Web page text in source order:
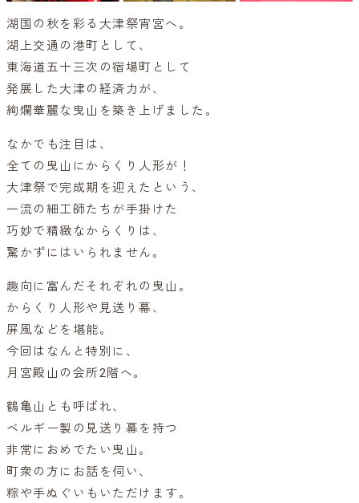
湖国の秋を彩る大津祭宵宮へ。
湖上交通の港町として、
東海道五十三次の宿場町として
発展した大津の経済力が、
絢爛華麗な曳山を築き上げました。
なかでも注目は、
全ての曳山にからくり人形が！
大津祭で完成期を迎えたという、
一流の細工師たちが手掛けた
巧妙で精緻なからくりは、
驚かずにはいられません。
趣向に富んだそれぞれの曳山。
からくり人形や見送り幕、
屏風などを堪能。
今回はなんと特別に、
月宮殿山の会所2階へ。
鶴亀山とも呼ばれ、
ベルギー製の見送り幕を持つ
非常におめでたい曳山。
町衆の方にお話を伺い、
粽や手ぬぐいもいただけます。